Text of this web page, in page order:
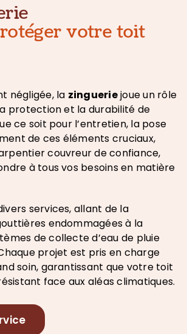
votre toit
négligée, la zingueriejoue un rôle
protection et la durabilité de
ce soit pour l’entretien, la pose
de ces éléments cruciaux,
couvreur de confiance,
à tous vos besoins en matière
services, allant de la
endommagées à la
de collecte d’eau de pluie
projet est pris en charge
soin, garantissant que votre toit
face aux aléas climatiques.